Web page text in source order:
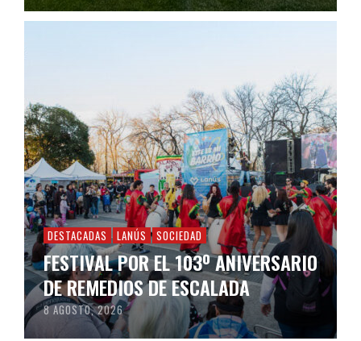
DESTACADAS LANÚS SOCIEDAD
FESTIVAL POR EL 103º ANIVERSARIO
DE REMEDIOS DE ESCALADA
8 AGOSTO, 2026